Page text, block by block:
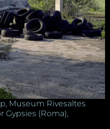
Museum Rivesaltes
(Roma),